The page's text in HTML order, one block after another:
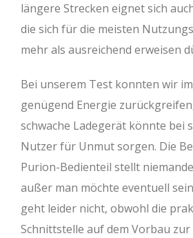
längere Strecken eignet sich
die sich für die meisten
mehr als ausreichend erweisen
Bei unserem Test konnten wir
genügend Energie
schwache Ladegerät könnte bei
Nutzer für Unmut sorgen. Die
Purion-Bedienteil stellt
außer man möchte eventuell
geht leider nicht, obwohl die
Schnittstelle auf dem Vorbau